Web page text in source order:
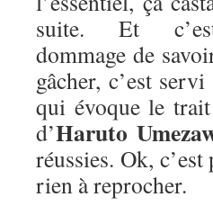
suite. Et
dommage de
gâcher, c’est
qui évoque le trait
d’Haruto
réussies. Ok,
rien à reprocher.